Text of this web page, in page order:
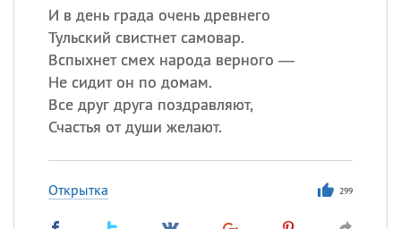
И в день града очень древнего
Тульский свистнет самовар.
Вспыхнет смех народа верного —
Не сидит он по домам.
Все друг друга поздравляют,
Счастья от души желают.
Открытка 299